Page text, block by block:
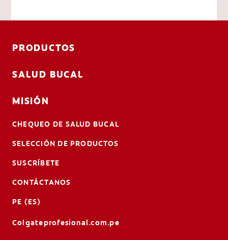
PRODUCTOS
SALUD BUCAL
MISIÓN
CHEQUEO DE SALUD BUCAL
SELECCIÓN DE PRODUCTOS
SUSCRÍBETE
CONTÁCTANOS
PE (ES)
Colgateprofesional.com.pe